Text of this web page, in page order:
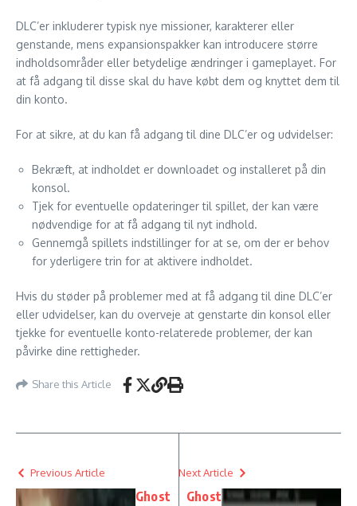
DLC’er inkluderer typisk nye missioner, karakterer eller
genstande, mens expansionspakker kan introducere større
indholdsområder eller betydelige ændringer i gameplayet. For
at få adgang til disse skal du have købt dem og knyttet dem til
din konto.
For at sikre, at du kan få adgang til dine DLC’er og udvidelser:
Bekræft, at indholdet er downloadet og installeret på din
konsol.
Tjek for eventuelle opdateringer til spillet, der kan være
nødvendige for at få adgang til nyt indhold.
Gennemgå spillets indstillinger for at se, om der er behov
for yderligere trin for at aktivere indholdet.
Hvis du støder på problemer med at få adgang til dine DLC’er
eller udvidelser, kan du overveje at genstarte din konsol eller
tjekke for eventuelle konto-relaterede problemer, der kan
påvirke dine rettigheder.
Share this Article
Previous Article
Ghost
Next Article
Ghost